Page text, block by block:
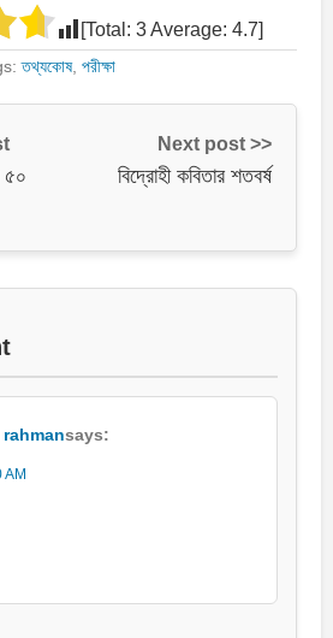
[Total: 3Average: 4.7]
তথ্যকোষ, পরীক্ষা
৫০
Next post >>
বিদ্রোহী কবিতার শতবর্ষ
says: